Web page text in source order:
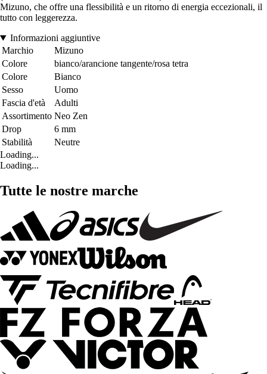
Mizuno, che offre una flessibilità e un ritorno di energia eccezionali, il
tutto con leggerezza.
Informazioni aggiuntive
Marchio
Mizuno
Colore
bianco/arancione tangente/rosa tetra
Colore
Bianco
Sesso
Uomo
Fascia d'età
Adulti
Assortimento Neo Zen
Drop
6 mm
Stabilità
Neutre
Loading...
Loading...
Tutte le nostre marche